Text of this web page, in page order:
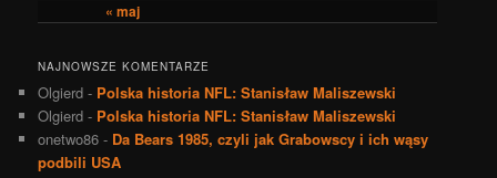
« maj
NAJNOWSZE KOMENTARZE
Olgierd - Polska historia NFL: Stanisław Maliszewski
Olgierd - Polska historia NFL: Stanisław Maliszewski
onetwo86 - Da Bears 1985, czyli jak Grabowscy i ich wąsy
podbili USA